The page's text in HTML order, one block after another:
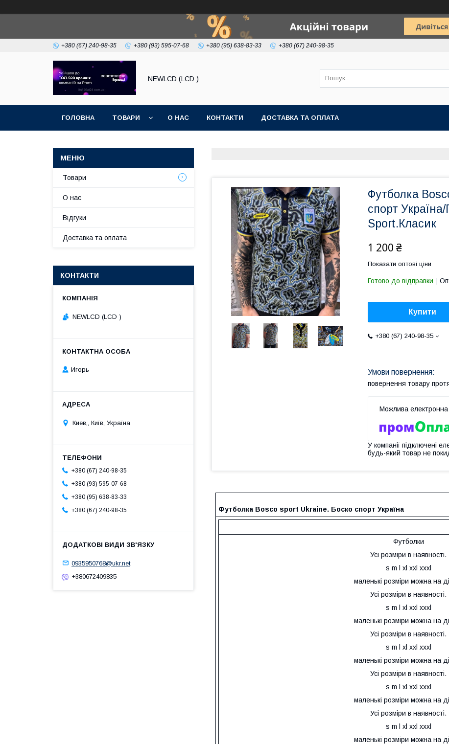
+380 (67) 240-98-35 +380 (93) 595-07-68 +380 (95) 638-83-33 +380 (67) 240-98-35
NEWLCD (LCD )
ГОЛОВНА ТОВАРИ О НАС КОНТАКТИ ДОСТАВКА ТА ОПЛАТА
Футболка
спорт
Sport.Класик
1 200 ₴
Показати оптові ціни
Готово до відправки
Купити
+380 (67) 240-98-35
повернення товару
У компанії підключені
будь-який товар не
Футболка Bosco sport Ukraine. Боско спорт Україна
Футболки
Усі розміри в наявності.
s m l xl xxl xxxl
маленькі розміри можна на
Усі розміри в наявності.
s m l xl xxl xxxl
маленькі розміри можна на
Усі розміри в наявності.
s m l xl xxl xxxl
маленькі розміри можна на
Усі розміри в наявності.
s m l xl xxl xxxl
маленькі розміри можна на
Усі розміри в наявності.
s m l xl xxl xxxl
маленькі розміри можна на
Товари
О нас
Відгуки
Доставка та оплата
КОНТАКТИ
NEWLCD (LCD )
Игорь
Киев,, Київ, Україна
+380 (67) 240-98-35
+380 (93) 595-07-68
+380 (95) 638-83-33
+380 (67) 240-98-35
0935950768@ukr.net
+380672409835